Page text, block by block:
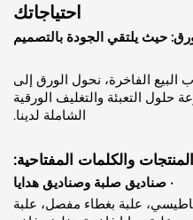
احتياجاتك
الجودة بالتصميم
نحول الورق إلى
والتغليف الورقية
الشاملة لدينا.
والكلمات المفتاحية:
صلبة وصناديق هدايا
علبة بغطاء مفصل، علبة